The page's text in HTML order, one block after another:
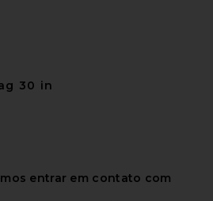
30 in
entrar em contato com